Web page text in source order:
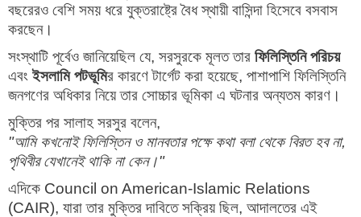
বছরেরও বেশি সময় ধরে যুক্তরাষ্ট্রে বৈধ স্থায়ী বাসিন্দা হিসেবে বসবাস
করছেন।
সংস্থাটি পূর্বেও জানিয়েছিল যে, সরসুরকে মূলত তার ফিলিস্তিনি পরিচয়
এবং ইসলামি পটভূমির কারণে টার্গেট করা হয়েছে, পাশাপাশি ফিলিস্তিনি
জনগণের অধিকার নিয়ে তার সোচ্চার ভূমিকা এ ঘটনার অন্যতম কারণ।
মুক্তির পর সালাহ সরসুর বলেন,
"আমি কখনোই ফিলিস্তিন ও মানবতার পক্ষে কথা বলা থেকে বিরত হব না,
পৃথিবীর যেখানেই থাকি না কেন।"
এদিকে Council on American-Islamic Relations
(CAIR), যারা তার মুক্তির দাবিতে সক্রিয় ছিল, আদালতের এই